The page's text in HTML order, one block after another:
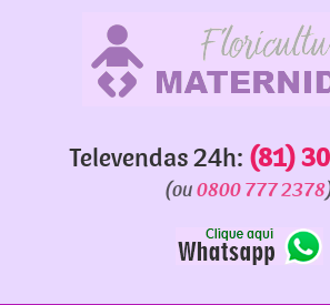
Televendas 24h: (81)
(ou 0800 777 2378